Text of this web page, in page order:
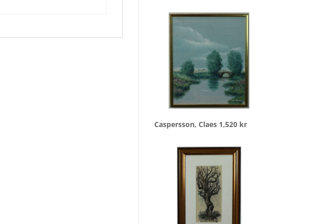
Caspersson, Claes 1,520 kr